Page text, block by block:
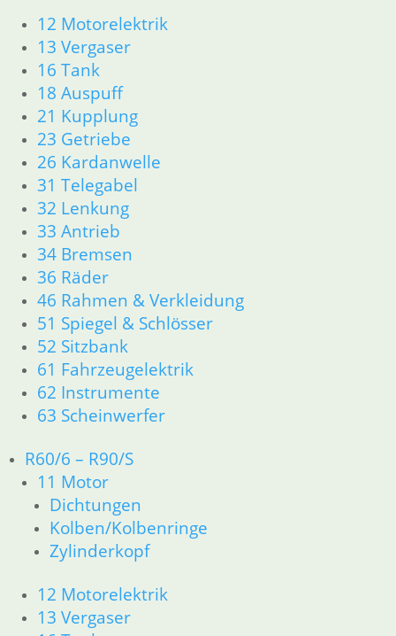
12 Motorelektrik
13 Vergaser
16 Tank
18 Auspuff
21 Kupplung
23 Getriebe
26 Kardanwelle
31 Telegabel
32 Lenkung
33 Antrieb
34 Bremsen
36 Räder
46 Rahmen & Verkleidung
51 Spiegel & Schlösser
52 Sitzbank
61 Fahrzeugelektrik
62 Instrumente
63 Scheinwerfer
R60/6 – R90/S
11 Motor
Dichtungen
Kolben/Kolbenringe
Zylinderkopf
12 Motorelektrik
13 Vergaser
34 Bremsen
36 Räder
46 Rahmen Verkleidung R25/3
51 Spiegel & Schlösser
61 Fahrzeugelektrik
62 Instrumente
63 Scheinwerfer
R26 & R27
11 Motor
Dichtungen
Zylinderkopf r26-r27
12 Motorelektrik
13 Vergaser
16 Tank
18 Auspuff
21 Kupplung
23 Getriebe
26 Kardanwelle
31 Telegabel
32 Lenkung
34 Bremsen
36 Räder
46 Rahmen & Verkleidung R26 R27
51 Spiegel & Schlösser
61 Fahrzeugelektrik
62 Instrumente
R50 R69/S
11 Motor